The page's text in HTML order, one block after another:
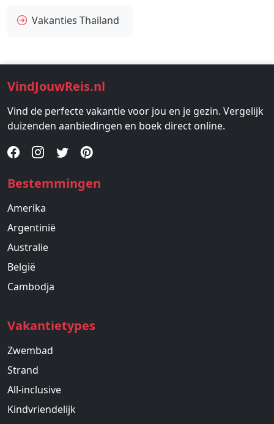
Vakanties Thailand
VindJouwReis.nl
Vind de perfecte vakantie voor jou en je gezin. Vergelijk
duizenden aanbiedingen en boek direct online.
Bestemmingen
Amerika
Argentinië
Australie
België
Cambodja
Vakantietypes
Zwembad
Strand
All-inclusive
Kindvriendelijk